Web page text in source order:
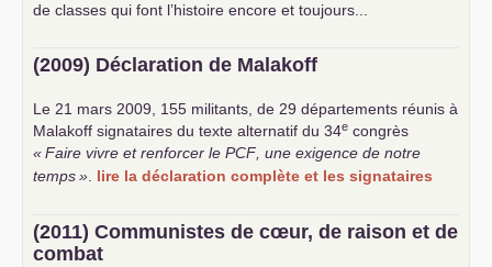
de classes qui font l’histoire encore et toujours...
(2009) Déclaration de Malakoff
Le 21 mars 2009, 155 militants, de 29 départements réunis à
Malakoff signataires du texte alternatif du 34e congrès
«Faire vivre et renforcer le PCF, une exigence de notre
temps». lire la déclaration complète et les signataires
(2011) Communistes de cœur, de raison et de
combat